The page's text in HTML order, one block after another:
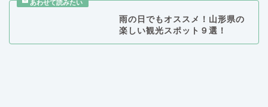
雨の日でもオススメ！山形県の
楽しい観光スポット９選！